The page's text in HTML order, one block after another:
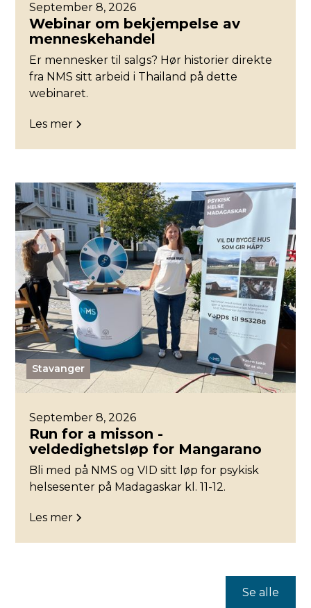
September 8, 2026
Webinar om bekjempelse av
menneskehandel
Er mennesker til salgs? Hør historier direkte
fra NMS sitt arbeid i Thailand på dette
webinaret.
Les mer
Stavanger
September 8, 2026
Run for a misson -
veldedighetsløp for Mangarano
Bli med på NMS og VID sitt løp for psykisk
helsesenter på Madagaskar kl. 11-12.
Les mer
Se alle